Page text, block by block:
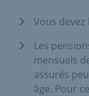
Vous
Les
mensuels
assurés
âge. Pour